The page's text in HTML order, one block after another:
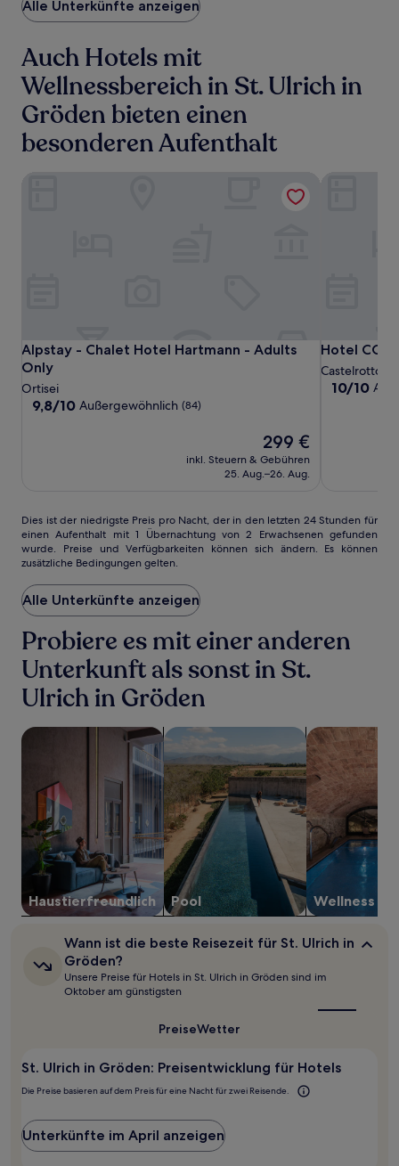
Alle Unterkünfte anzeigen
Auch Hotels mit
Wellnessbereich in St. Ulrich in
Gröden bieten einen
besonderen Aufenthalt
Alpstay
-
Chalet
Hotel
Alpstay
-
Chalet
Alpstay - Chalet Hotel Hartmann - Adults
Only
Alpstay - Chalet Hotel Hartmann - Adults Only
Ortisei
9.8
9,8/10 Außergewöhnlich (84)
Der
Preis
beträgt
299 €
inkl. Steuern & Gebühren
25. Aug.–26. Aug.
Alpstay - Chalet Hotel Hartmann - Adults Only
Hotel
COSMEA
Dolomites
Hotel
Hotel
Castelrotto
10.0
10/10
Hotel
Dies
ist
der
niedrigste
Preis
pro
Nacht,
der
in
den
letzten
24 Stunden
einen
1 Übernachtung
von
2 Erwachsenen
gefunden
wurde.
Preise
und
Verfügbarkeiten
können
sich
können
zusätzliche
Dies ist der niedrigste Preis pro Nacht, der in den letzten 24 Stunden für
einen Aufenthalt mit 1 Übernachtung von 2 Erwachsenen gefunden
wurde. Preise und Verfügbarkeiten können sich ändern. Es können
zusätzliche Bedingungen gelten.
Alle Unterkünfte anzeigen
Probiere es mit einer anderen
Unterkunft als sonst in St.
Ulrich in Gröden
Haustier­freundlich
Suche nach haustierfreundlichen Unterkünften
Pool
Suche nach Unterkünften mit Pool
Wellness
Suche nach
Wann
ist
die
beste
Reisezeit
Gröden?
Wann ist die beste Reisezeit für St. Ulrich in
Gröden?
Unsere Preise für Hotels in St. Ulrich in Gröden sind im
Oktober am günstigsten
PreiseWetter
St. Ulrich in Gröden: Preisentwicklung für Hotels
Die Preise basieren auf dem Preis für eine Nacht für zwei Reisende.
Unterkünfte im April anzeigen